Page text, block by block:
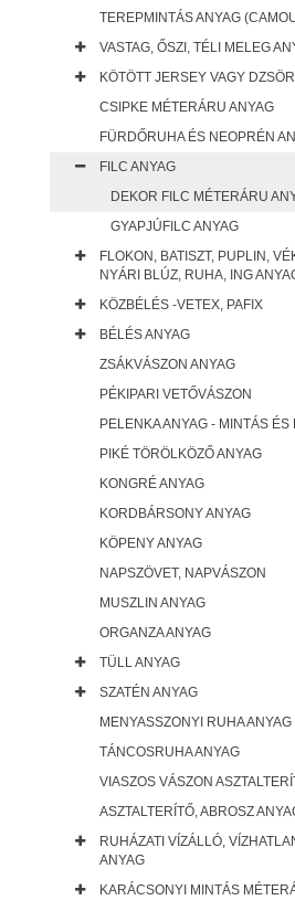
TEREPMINTÁS ANYAG
VASTAG, ŐSZI, TÉLI MELEG
KÖTÖTT JERSEY VAGY
CSIPKE MÉTERÁRU ANYAG
FÜRDŐRUHA ÉS NEOPRÉN
FILC ANYAG
DEKOR FILC MÉTERÁRU
GYAPJÚFILC ANYAG
FLOKON, BATISZT, PUPLIN,
NYÁRI BLÚZ, RUHA, ING
KÖZBÉLÉS -VETEX, PAFIX
BÉLÉS ANYAG
ZSÁKVÁSZON ANYAG
PÉKIPARI VETŐVÁSZON
PELENKA ANYAG - MINTÁS ÉS
PIKÉ TÖRÖLKÖZŐ ANYAG
KONGRÉ ANYAG
KORDBÁRSONY ANYAG
KÖPENY ANYAG
NAPSZÖVET, NAPVÁSZON
MUSZLIN ANYAG
ORGANZA ANYAG
TÜLL ANYAG
SZATÉN ANYAG
MENYASSZONYI RUHA ANYAG
TÁNCOSRUHA ANYAG
VIASZOS VÁSZON
ASZTALTERÍTŐ, ABROSZ
RUHÁZATI VÍZÁLLÓ,
ANYAG
KARÁCSONYI MINTÁS